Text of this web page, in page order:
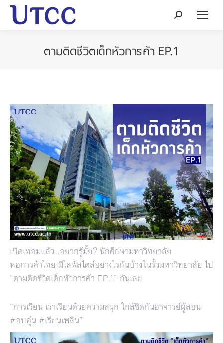
Search:
ตามติดชีวิตเด็กหัวการค้า EP.1
เปิดเทอมแล้ว…อยากรู้มั้ย? นักศึกษามหาวิทยาลัย
หอการค้าไทย มีไลฟ์สไตล์อย่างไรกันบ้างในรั้วมหาวิทยาลัย ไป
“ตามติดชีวิตเด็กหัวการค้า EP.1” กันเลย
“การเรียน เราเรียนด้วยความสนุก ใกล้ชิดกันอาจารย์ผู้สอน
#อบอุ่น #เรียนเพลิน”